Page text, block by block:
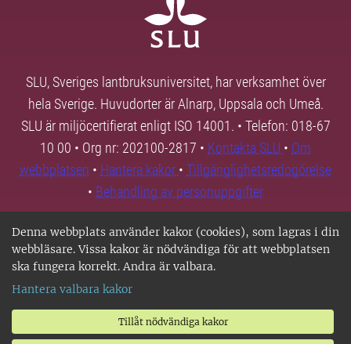
Denna webbplats använder kakor (cookies), som lagras i din
webbläsare. Vissa kakor är nödvändiga för att webbplatsen
ska fungera korrekt. Andra är valbara.
Hantera valbara kakor
Tillåt nödvändiga kakor
SLU, Sveriges lantbruksuniversitet, har verksamhet över
hela Sverige. Huvudorter är Alnarp, Uppsala och Umeå.
SLU är miljöcertifierat enligt ISO 14001. • Telefon: 018-67
10 00 • Org nr: 202100-2817 • Kontakta SLU • Om
webbplatsen • Hantera kakor • Tillgänglighetsredogörelse
• Behandling av personuppgifter